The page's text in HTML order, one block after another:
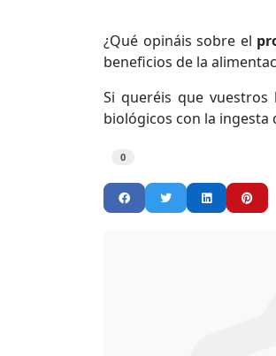
¿Qué opináis sobre el
beneficios de la
Si queréis que
biológicos con la ingesta
0